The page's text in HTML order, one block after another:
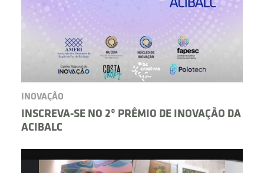
INOVAÇÃO
INSCREVA-SE NO 2º PRÊMIO DE INOVAÇÃO DA
ACIBALC